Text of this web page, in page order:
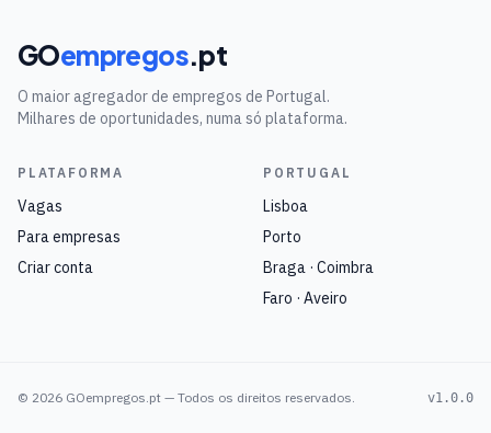
GOempregos.pt
O maior agregador de empregos de Portugal.
Milhares de oportunidades, numa só plataforma.
PLATAFORMA
Vagas
Para empresas
Criar conta
PORTUGAL
Lisboa
Porto
Braga · Coimbra
Faro · Aveiro
© 2026 GOempregos.pt — Todos os direitos reservados. v1.0.0